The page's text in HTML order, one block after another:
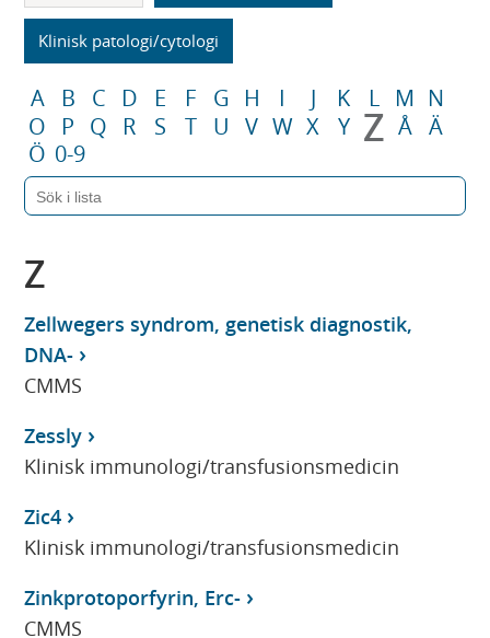
Klinisk patologi/cytologi
A B C D E F G H I J K L M N
O
P Q R S T U V W X Y Z Å Ä
Ö 0-9
Z
Zellwegers syndrom, genetisk diagnostik,
DNA-
CMMS
Zessly
Klinisk immunologi/transfusionsmedicin
Zic4
Klinisk immunologi/transfusionsmedicin
Zinkprotoporfyrin, Erc-
CMMS